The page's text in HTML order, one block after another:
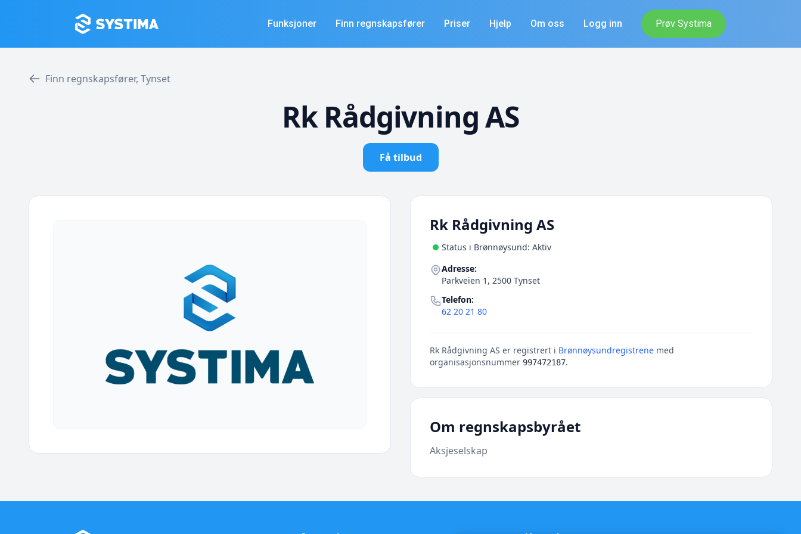
Funksjoner Finn regnskapsfører Priser Hjelp Om oss Logg inn Prøv Systima
Finn regnskapsfører, Tynset
Rk Rådgivning AS
Få tilbud
Rk Rådgivning AS
Status i Brønnøysund: Aktiv
Adresse:
Parkveien 1, 2500 Tynset
Telefon:
62 20 21 80
Rk Rådgivning AS er registrert i Brønnøysundregistrene med
organisasjonsnummer 997472187.
Om regnskapsbyrået
Aksjeselskap